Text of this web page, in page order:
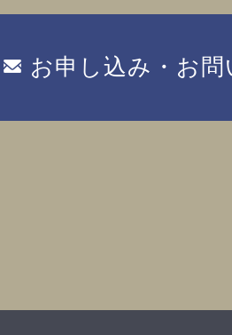
お申し込み・お問